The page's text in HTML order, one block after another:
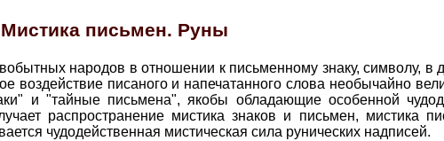
Мистика письмен. Руны
народов в отношении к письменному знаку, символу, в
воздействие писаного и напечатанного слова необычайно
и "тайные письмена", якобы обладающие особенной
распространение мистика знаков и письмен, мистика
чудодейственная мистическая сила рунических надписей.